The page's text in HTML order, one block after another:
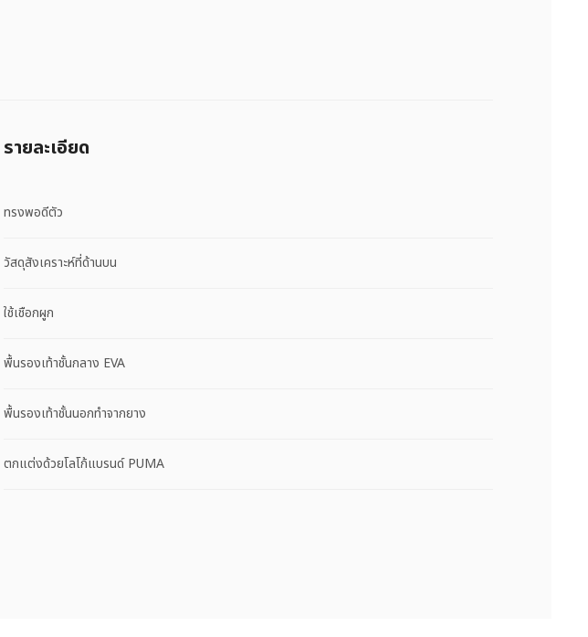
รายละเอียด
ทรงพอดีตัว
วัสดุสังเคราะห์ที่ด้านบน
ใช้เชือกผูก
พื้นรองเท้าชั้นกลาง EVA
พื้นรองเท้าชั้นนอกทำจากยาง
ตกแต่งด้วยโลโก้แบรนด์ PUMA